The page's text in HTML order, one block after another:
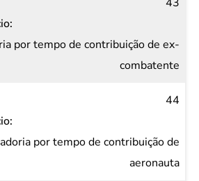
por tempo de contribuição de ex-
combatente
44
por tempo de contribuição de
aeronauta